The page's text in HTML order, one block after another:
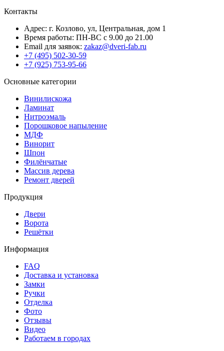
Контакты
Адрес: г. Козлово, ул, Центральная, дом 1
Время работы: ПН-ВС с 9.00 до 21.00
Email для заявок: zakaz@dveri-fab.ru
+7 (495) 502-30-59
+7 (925) 753-95-66
Основные категории
Винилискожа
Ламинат
Нитроэмаль
Порошковое напыление
МДФ
Винорит
Шпон
Филёнчатые
Массив дерева
Ремонт дверей
Продукция
Двери
Ворота
Решётки
Информация
FAQ
Доставка и установка
Замки
Ручки
Отделка
Фото
Отзывы
Видео
Работаем в городах